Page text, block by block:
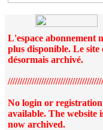
L'espace abonnement
plus disponible. Le site
désormais archivé.
No login or registration
available. The website
now archived.